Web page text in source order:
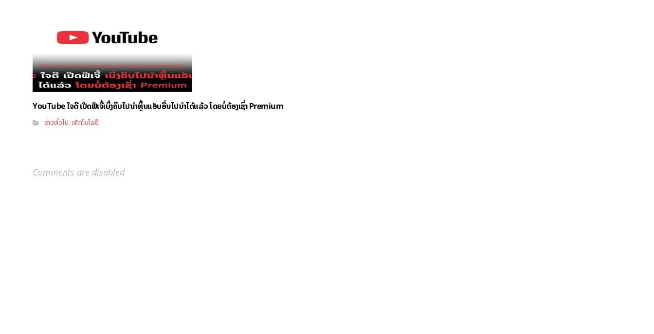
YouTube ໃຈດີ ເປີດຟີເຈີ້ເບິ່ງຄິບໄປນຳຫຼິ້ນແອັບອື່ນໄປນຳໄດ້ແລ້ວ ໂດຍບໍ່ຕ້ອງເຊົ່າ Premium
ຂ່າວທົ່ວໄປ,ເທັກໂນໂລຢີ
Comments are disabled